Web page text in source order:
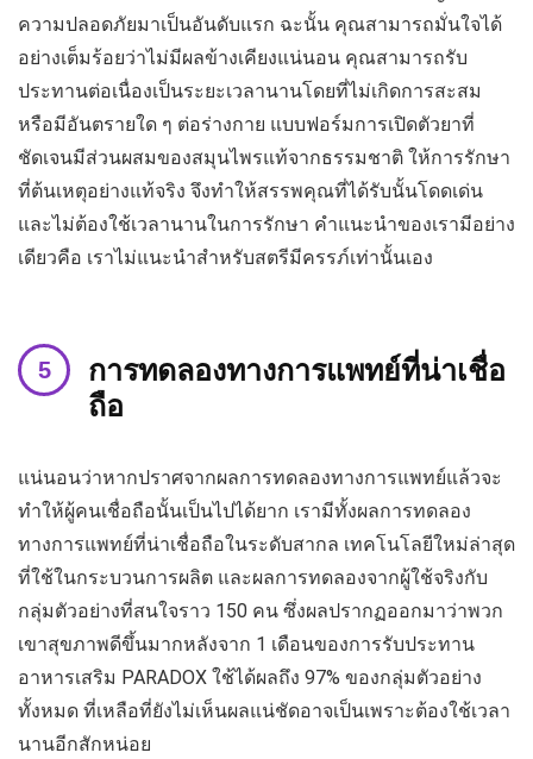
ความปลอดภัยมาเป็นอันดับแรก ฉะนั้น คุณสามารถมั่นใจได้
อย่างเต็มร้อยว่าไม่มีผลข้างเคียงแน่นอน คุณสามารถรับ
ประทานต่อเนื่องเป็นระยะเวลานานโดยที่ไม่เกิดการสะสม
หรือมีอันตรายใด ๆ ต่อร่างกาย แบบฟอร์มการเปิดตัวยาที่
ชัดเจนมีส่วนผสมของสมุนไพรแท้จากธรรมชาติ ให้การรักษา
ที่ต้นเหตุอย่างแท้จริง จึงทำให้สรรพคุณที่ได้รับนั้นโดดเด่น
และไม่ต้องใช้เวลานานในการรักษา คำแนะนำของเรามีอย่าง
เดียวคือ เราไม่แนะนำสำหรับสตรีมีครรภ์เท่านั้นเอง
การทดลองทางการแพทย์ที่น่าเชื่อ
ถือ
แน่นอนว่าหากปราศจากผลการทดลองทางการแพทย์แล้วจะ
ทำให้ผู้คนเชื่อถือนั้นเป็นไปได้ยาก เรามีทั้งผลการทดลอง
ทางการแพทย์ที่น่าเชื่อถือในระดับสากล เทคโนโลยีใหม่ล่าสุด
ที่ใช้ในกระบวนการผลิต และผลการทดลองจากผู้ใช้จริงกับ
กลุ่มตัวอย่างที่สนใจราว 150 คน ซึ่งผลปรากฏออกมาว่าพวก
เขาสุขภาพดีขึ้นมากหลังจาก 1 เดือนของการรับประทาน
อาหารเสริม PARADOX ใช้ได้ผลถึง 97% ของกลุ่มตัวอย่าง
ทั้งหมด ที่เหลือที่ยังไม่เห็นผลแน่ชัดอาจเป็นเพราะต้องใช้เวลา
นานอีกสักหน่อย